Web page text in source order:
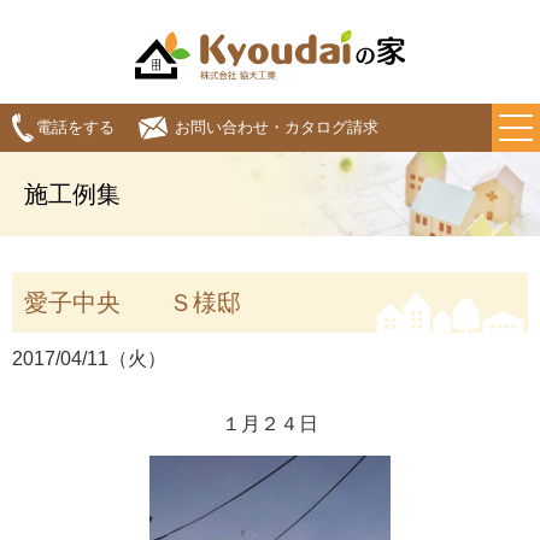
電話をする お問い合わせ・カタログ請求
施工例集
愛子中央 Ｓ様邸
2017/04/11（火）
１月２４日